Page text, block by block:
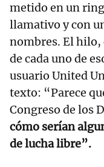
metido en un
llamativo y con
nombres. El hilo,
de cada uno de
usuario United
texto: “Parece
Congreso de los
cómo serían
de lucha libre”.